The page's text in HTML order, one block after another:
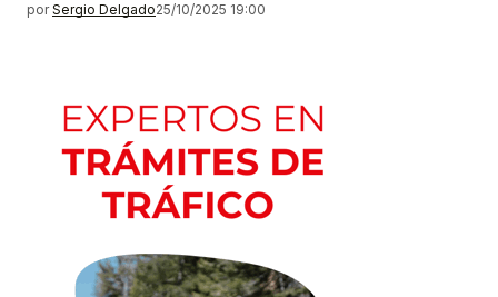
por Sergio Delgado25/10/2025 19:00